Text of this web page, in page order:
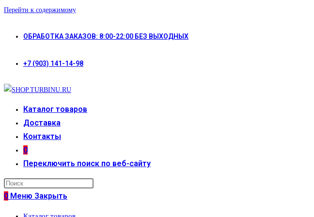
Перейти к содержимому
ОБРАБОТКА ЗАКАЗОВ: 8:00-22:00 БЕЗ ВЫХОДНЫХ
+7 (903) 141-14-98
Каталог товаров
Доставка
Контакты
0
Переключить поиск по веб-сайту
0 Меню Закрыть